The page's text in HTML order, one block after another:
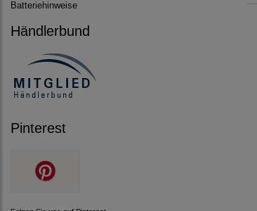
Batteriehinweise
Händlerbund
Pinterest